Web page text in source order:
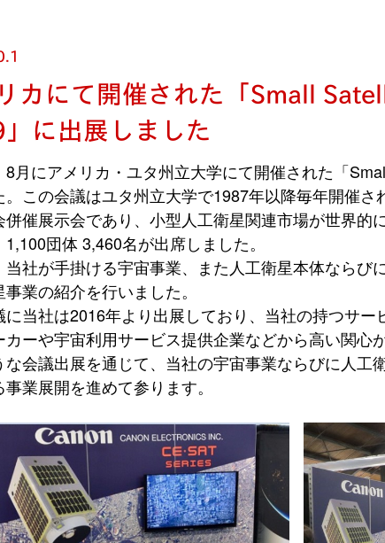
カにて開催された「Small
に出展しました
8月にアメリカ・ユタ州立大学にて開催された「
。この会議はユタ州立大学で1987年以降毎年開催
併催展示会であり、小型人工衛星関連市場が世界的
団体 3,460名が出席しました。
当社が手掛ける宇宙事業、また人工衛星本体ならび
事業の紹介を行いました。
に当社は2016年より出展しており、当社の持つサ
ーや宇宙利用サービス提供企業などから高い関心
な会議出展を通じて、当社の宇宙事業ならびに人工
業展開を進めて参ります。